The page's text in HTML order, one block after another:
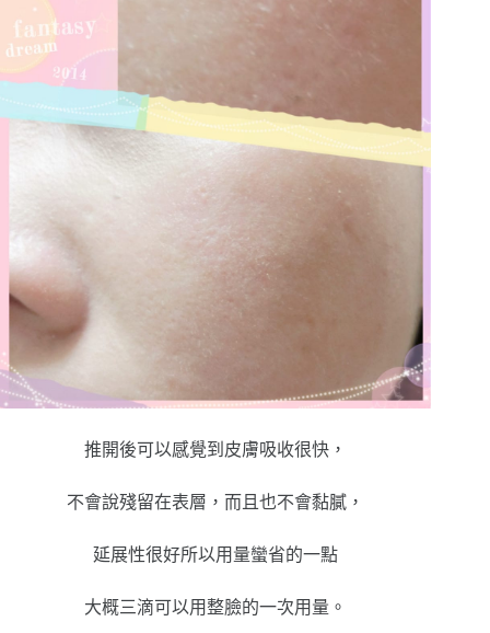
推開後可以感覺到皮膚吸收很快，
不會說殘留在表層，而且也不會黏膩，
延展性很好所以用量蠻省的一點
大概三滴可以用整臉的一次用量。